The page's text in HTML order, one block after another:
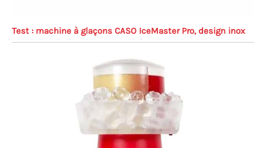
Test : machine à glaçons CASO IceMaster Pro, design inox